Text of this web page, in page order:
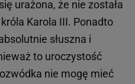
urażona, że nie została
Karola III. Ponadto
słuszna i
to uroczystość
nie mogę mieć